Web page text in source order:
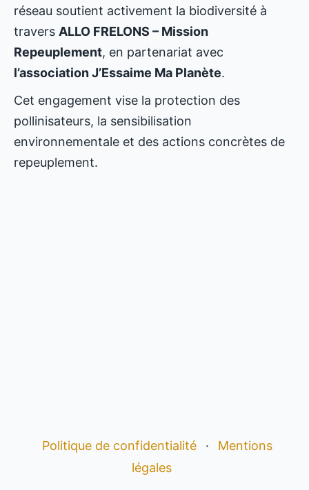
réseau soutient activement la biodiversité à
travers ALLO FRELONS – Mission
Repeuplement, en partenariat avec
l’association J’Essaime Ma Planète.
Cet engagement vise la protection des
pollinisateurs, la sensibilisation
environnementale et des actions concrètes de
repeuplement.
Politique de confidentialité ·
Mentions
légales